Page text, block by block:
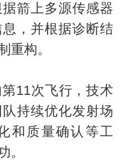
箭上多源传感器
，并根据诊断结
重构。
11次飞行，技术
持续优化发射场
和质量确认等工
。